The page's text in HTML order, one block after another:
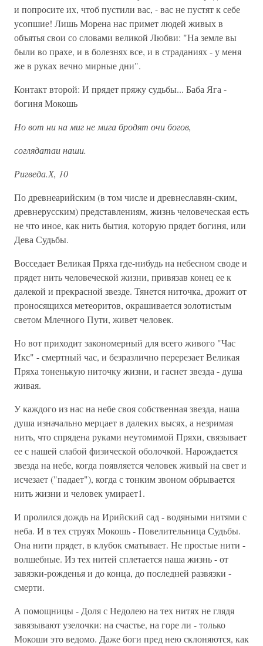
и попросите их, чтоб пустили вас, - вас не пустят к себе
усопшие! Лишь Морена нас примет людей живых в
объятья свои со словами великой Любви: "На земле вы
были во прахе, и в болезнях все, и в страданиях - у меня
же в руках вечно мирные дни".
Контакт второй: И прядет пряжу судьбы... Баба Яга -
богиня Мокошь
Но вот ни на миг не мига бродят очи богов,
соглядатаи наши.
Ригведа.Х, 10
По древнеарийским (в том числе и древнеславян-ским,
древнерусским) представлениям, жизнь человеческая есть
не что иное, как нить бытия, которую прядет богиня, или
Дева Судьбы.
Восседает Великая Пряха где-нибудь на небесном своде и
прядет нить человеческой жизни, привязав конец ее к
далекой и прекрасной звезде. Тянется ниточка, дрожит от
проносящихся метеоритов, окрашивается золотистым
светом Млечного Пути, живет человек.
Но вот приходит закономерный для всего живого "Час
Икс" - смертный час, и безразлично перерезает Великая
Пряха тоненькую ниточку жизни, и гаснет звезда - душа
живая.
У каждого из нас на небе своя собственная звезда, наша
душа изначально мерцает в далеких высях, а незримая
нить, что спрядена руками неутомимой Пряхи, связывает
ее с нашей слабой физической оболочкой. Нарождается
звезда на небе, когда появляется человек живый на свет и
исчезает ("падает"), когда с тонким звоном обрывается
нить жизни и человек умирает1.
И пролился дождь на Ирийский сад - водяными нитями с
неба. И в тех струях Мокошь - Повелительница Судьбы.
Она нити прядет, в клубок сматывает. Не простые нити -
волшебные. Из тех нитей сплетается наша жизнь - от
завязки-рожденья и до конца, до последней развязки -
смерти.
А помощницы - Доля с Недолею на тех нитях не глядя
завязывают узелочки: на счастье, на горе ли - только
Мокоши это ведомо. Даже боги пред нею склоняются, как